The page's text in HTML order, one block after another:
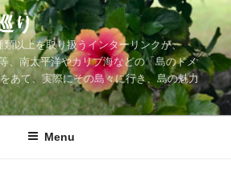
り
以上を取り扱うインターリンクが、
、南太平洋やカリブ海などの「島のドメ
あて、実際にその島々に行き、島の魅力
Menu